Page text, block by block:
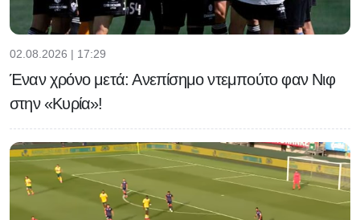
02.08.2026 | 17:29
Έναν χρόνο μετά: Ανεπίσημο ντεμπούτο φαν Νιφ
στην «Κυρία»!